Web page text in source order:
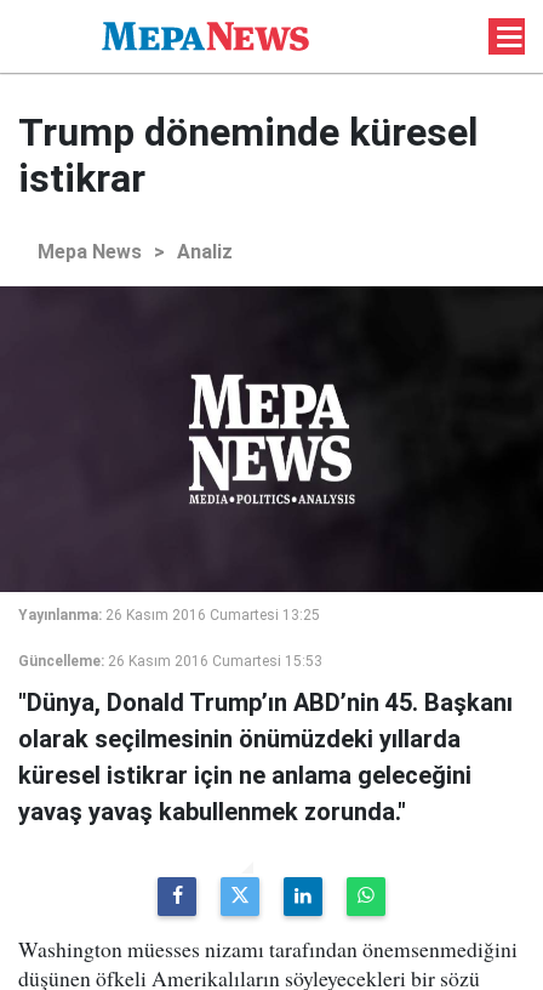
Trump döneminde küresel
istikrar
Mepa News > Analiz
Yayınlanma: 26 Kasım 2016 Cumartesi 13:25
Güncelleme: 26 Kasım 2016 Cumartesi 15:53
"Dünya, Donald Trump’ın ABD’nin 45. Başkanı
olarak seçilmesinin önümüzdeki yıllarda
küresel istikrar için ne anlama geleceğini
yavaş yavaş kabullenmek zorunda."
Washington müesses nizamı tarafından önemsenmediğini
düşünen öfkeli Amerikalıların söyleyecekleri bir sözü